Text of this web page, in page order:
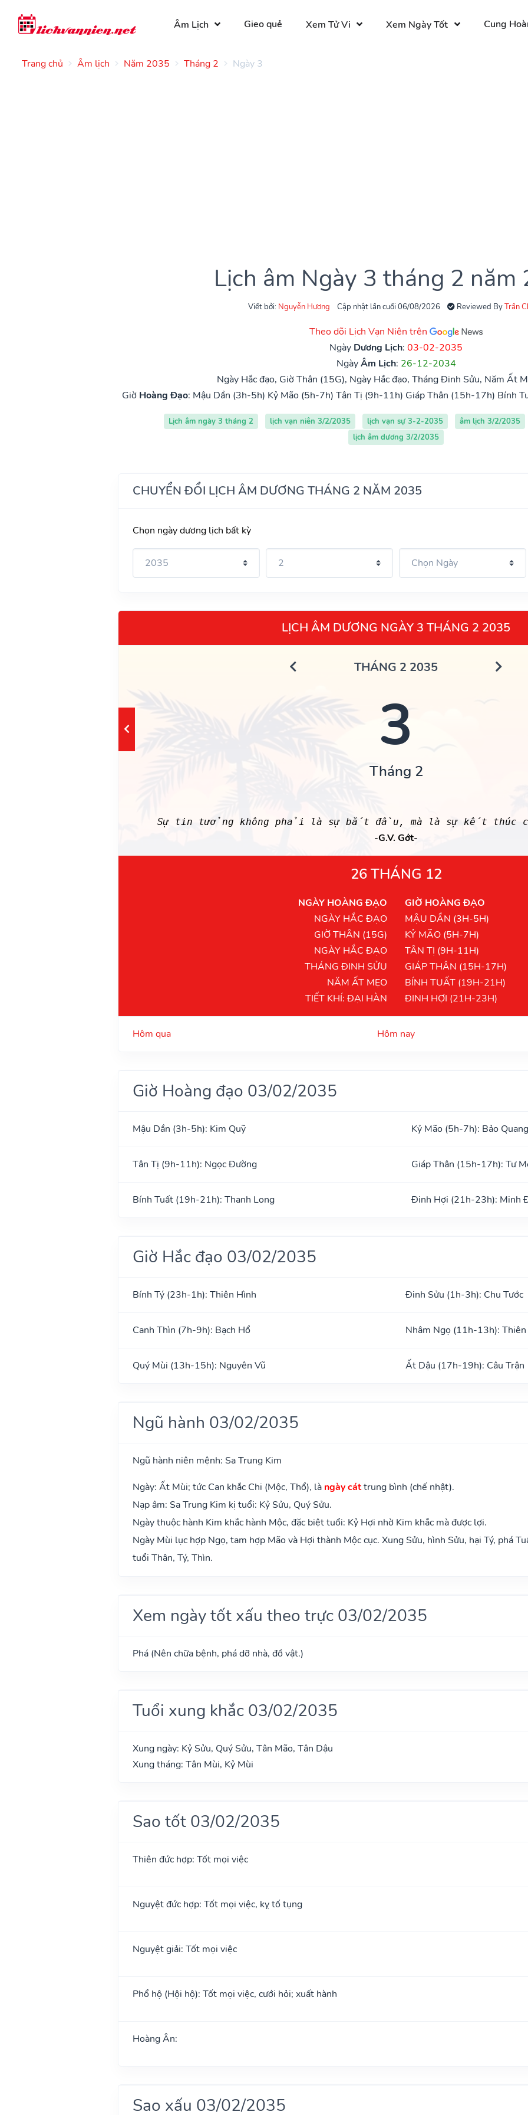
Âm Lịch Gieo quẻ Xem Tử Vi Xem Ngày Tốt Cung
Trang chủ Âm lịch Năm 2035 Tháng 2 Ngày 3
Lịch âm Ngày 3 tháng 2 năm
Viết bởi: Nguyễn Hương Cập nhật lần cuối 06/08/2026 Reviewed ByTrần
Theo dõi Lịch Vạn Niên trên
Ngày Dương Lịch: 03-02-2035
NgàyÂm Lịch: 26-12-2034
Ngày Hắc đạo, Giờ Thân (15G), Ngày Hắc đạo, Tháng Đinh Sửu, Năm Ất
Giờ Hoàng Đạo: Mậu Dần (3h-5h) Kỷ Mão (5h-7h) Tân Tị (9h-11h) Giáp Thân (15h-17h) Bính
Lịch âm ngày 3 tháng 2 lịch vạn niên 3/2/2035 lịch vạn sự 3-2-2035 âm lịch 3/2/2035
lịch âm dương 3/2/2035
CHUYỂN ĐỔI LỊCH ÂM DƯƠNG THÁNG 2 NĂM 2035
Chọn ngày dương lịch bất kỳ
LỊCH ÂM DƯƠNG NGÀY 3 THÁNG 2 2035
THÁNG 2 2035
3
Tháng 2
Sự tin tưởng không phải là sự bắt đầu, mà là sự kết thúc
-G.V. Gớt-
26 THÁNG 12
NGÀY HOÀNG ĐẠO
NGÀY HẮC ĐẠO
GIỜ THÂN (15G)
NGÀY HẮC ĐẠO
THÁNG ĐINH SỬU
NĂM ẤT MẸO
TIẾT KHÍ: ĐẠI HÀN
GIỜ HOÀNG ĐẠO
MẬU DẦN (3H-5H)
KỶ MÃO (5H-7H)
TÂN TỊ (9H-11H)
GIÁP THÂN (15H-17H)
BÍNH TUẤT (19H-21H)
ĐINH HỢI (21H-23H)
Hôm qua Hôm nay
Giờ Hoàng đạo 03/02/2035
Mậu Dần (3h-5h): Kim Quỹ Kỷ Mão (5h-7h): Bảo Quang
Tân Tị (9h-11h): Ngọc Đường Giáp Thân (15h-17h): Tư
Bính Tuất (19h-21h): Thanh Long Đinh Hợi (21h-23h): Minh
Giờ Hắc đạo 03/02/2035
Bính Tý (23h-1h): Thiên Hình Đinh Sửu (1h-3h): Chu Tước
Canh Thìn (7h-9h): Bạch Hổ Nhâm Ngọ (11h-13h): Thiên
Quý Mùi (13h-15h): Nguyên Vũ Ất Dậu (17h-19h): Câu Trận
Ngũ hành 03/02/2035
Ngũ hành niên mệnh: Sa Trung Kim
Ngày: Ất Mùi; tức Can khắc Chi (Mộc, Thổ), là ngày cáttrung bình (chế nhật).
Nạp âm: Sa Trung Kim kị tuổi: Kỷ Sửu, Quý Sửu.
Ngày thuộc hành Kim khắc hành Mộc, đặc biệt tuổi: Kỷ Hợi nhờ Kim khắc mà được lợi.
Ngày Mùi lục hợp Ngọ, tam hợp Mão và Hợi thành Mộc cục. Xung Sửu, hình Sửu, hại Tý, phá
tuổi Thân, Tý, Thìn.
Xem ngày tốt xấu theo trực 03/02/2035
Phá (Nên chữa bệnh, phá dỡ nhà, đồ vật.)
Tuổi xung khắc 03/02/2035
Xung ngày: Kỷ Sửu, Quý Sửu, Tân Mão, Tân Dậu
Xung tháng: Tân Mùi, Kỷ Mùi
Sao tốt 03/02/2035
Thiên đức hợp: Tốt mọi việc
Nguyệt đức hợp: Tốt mọi việc, kỵ tố tụng
Nguyệt giải: Tốt mọi việc
Phổ hộ (Hội hộ): Tốt mọi việc, cưới hỏi; xuất hành
Hoàng Ân:
Sao xấu 03/02/2035